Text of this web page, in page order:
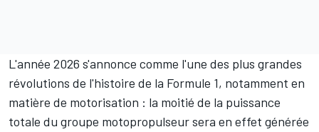
L'année 2026 s'annonce comme l'une des plus grandes
révolutions de l'histoire de la Formule 1, notamment en
matière de motorisation : la moitié de la puissance
totale du groupe motopropulseur sera en effet générée